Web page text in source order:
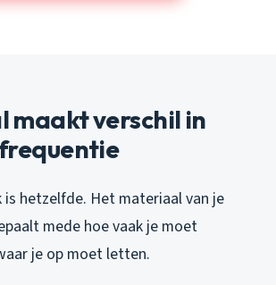
maakt verschil in
is hetzelfde. Het materiaal van je
mede hoe vaak je moet
je op moet letten.